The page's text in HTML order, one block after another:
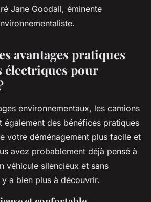
Jane Goodall, éminente
avantages pratiques
électriques pour
environnementaux, les camions
également des bénéfices pratiques
votre déménagement plus facile et
avez probablement déjà pensé à
véhicule silencieux et sans
a bien plus à découvrir.